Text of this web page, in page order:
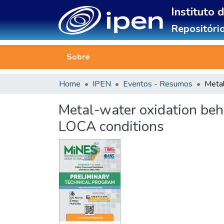
Instituto
Sobre
Home IPEN Eventos - Resumos
Metal-water oxidation
LOCA conditions